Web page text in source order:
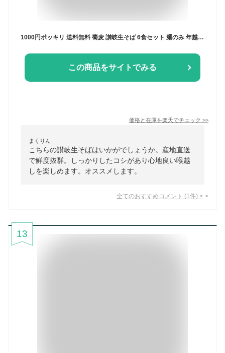
1000円ポッキリ 送料無料 蕎麦 讃岐生そば 6食セット 麺のみ 年越しそば 年越し蕎麦 普通麺 平切麺そば 生蕎麦 香川県 産地直送 お歳暮 お試し ポイント消化 送料無 食品 グルメ 在庫処分 フード 人気 ポスト投函 生麺 ギフト どんまい
この商品をサイトでみる
価格と在庫を楽天でチェック >>
まくりん
こちらの讃岐生そばはいかがでしょうか。産地直送
で鮮度抜群。しっかりしたコシがあり心地良い喉越
しを楽しめます。オススメします。
全てのおすすめコメント (1 件) >
13